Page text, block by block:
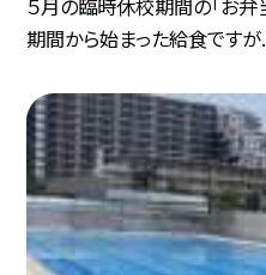
５月の臨時休校期間の「お弁
期間から始まった給食ですが